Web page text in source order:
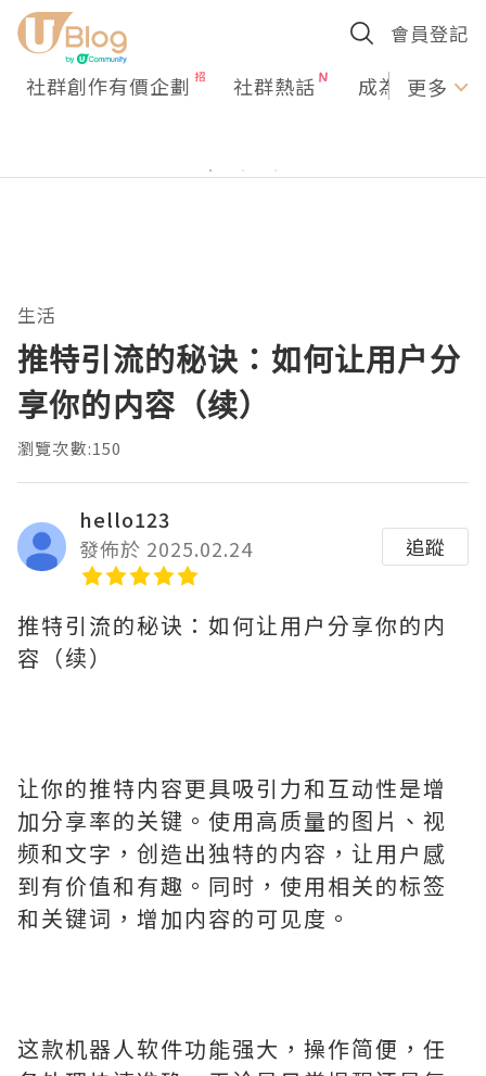
會員登記
社群創作有價企劃 社群熱話 成為U更多
生活
推特引流的秘诀：如何让用户分
享你的内容（续）
瀏覽次數:150
hello123
發佈於 2025.02.24
追蹤
推特引流的秘诀：如何让用户分享你的内
容（续）
让你的推特内容更具吸引力和互动性是增
加分享率的关键。使用高质量的图片、视
频和文字，创造出独特的内容，让用户感
到有价值和有趣。同时，使用相关的标签
和关键词，增加内容的可见度。
这款机器人软件功能强大，操作简便，任